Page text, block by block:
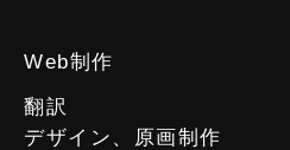
Web制作
翻訳
デザイン、原画制作